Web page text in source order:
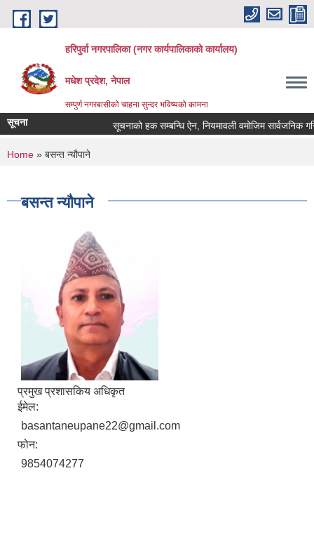
Skip to main content
हरिपुर्वा नगरपालिका (नगर कार्यपालिकाको कार्यालय)
मधेश प्रदेश, नेपाल
सम्पुर्ण नगरबासीको चाहना सुन्दर भविष्यको कामना
सूचना सूचनाको हक सम्बन्धि ऐन, नियमावली वमोजिम सार्वजनिक
You are here
Home » बसन्त न्यौपाने
बसन्त न्यौपाने
प्रमुख प्रशासकिय अधिकृत
ईमेल:
basantaneupane22@gmail.com
फोन:
9854074277